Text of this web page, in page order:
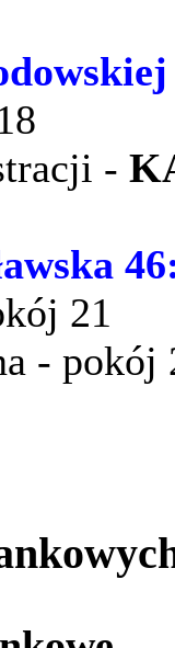
-
21
-